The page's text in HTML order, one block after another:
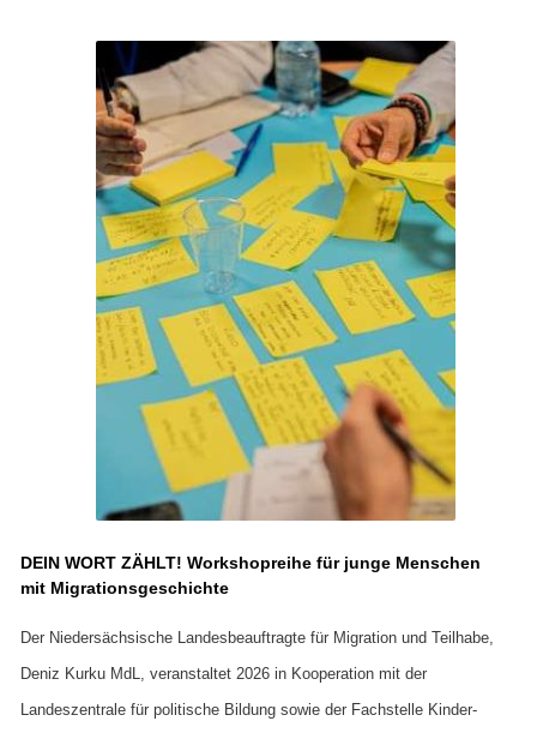
DEIN WORT ZÄHLT! Workshopreihe für junge Menschen
mit Migrationsgeschichte
Der Niedersächsische Landesbeauftragte für Migration und Teilhabe,
Deniz Kurku MdL, veranstaltet 2026 in Kooperation mit der
Landeszentrale für politische Bildung sowie der Fachstelle Kinder-